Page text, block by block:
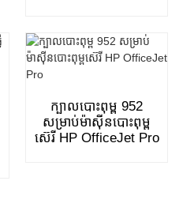
ក្បាលបោះពុម្ព 952
សម្រាប់ម៉ាស៊ីនបោះពុម្ព
ស៊េរី HP OfficeJet Pro